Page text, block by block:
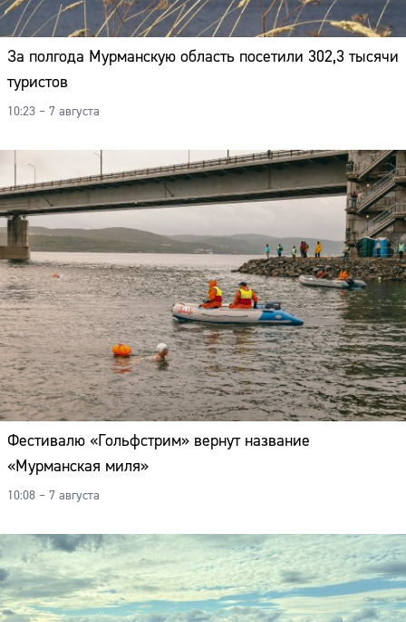
За полгода Мурманскую область посетили 302,3 тысячи
туристов
10:23 – 7 августа
Фестивалю «Гольфстрим» вернут название
«Мурманская миля»
10:08 – 7 августа